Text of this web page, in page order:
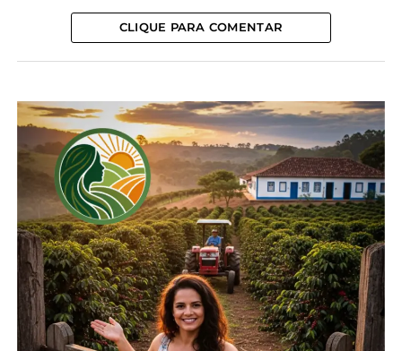
Compartilhe isso:
Facebook 18+
Relacionado
Cotação agrícola para
Cotação agrícola para
CLIQUE PARA COMENTAR